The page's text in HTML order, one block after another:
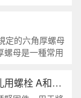
準下的六角頭螺
識挖掘。什么
定的六角厚螺母
螺母是一種常用
固裝配。六角
母通常由低碳
GB/T27-1988 六角頭鉸制孔用螺栓 A和B級